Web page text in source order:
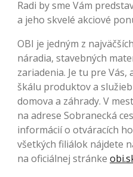
Radi by sme Vám
a jeho skvelé akciové
OBI je jedným z
náradia, stavebných
zariadenia. Je tu pre
škálu produktov a
domova a záhrady. V
na adrese Sobranecká
informácií o otváracích
všetkých filiálok nájdete
na oficiálnej stránke